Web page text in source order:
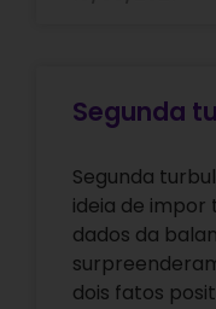
Segunda
Segunda
ideia de impor
dados da
dois fatos